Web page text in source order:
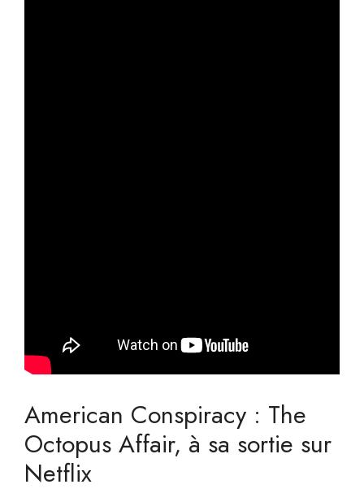
American Conspiracy : The
Octopus Affair, à sa sortie sur
Netflix